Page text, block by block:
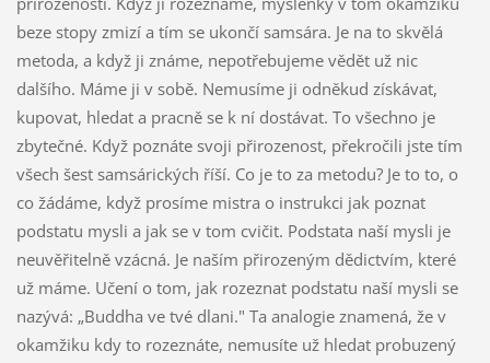
beze stopy zmizí a tím se ukončí samsára. Je na to skvělá
metoda, a když ji známe, nepotřebujeme vědět už nic
dalšího. Máme ji v sobě. Nemusíme ji odněkud získávat,
kupovat, hledat a pracně se k ní dostávat. To všechno je
zbytečné. Když poznáte svoji přirozenost, překročili jste tím
všech šest samsárických říší. Co je to za metodu? Je to to, o
co žádáme, když prosíme mistra o instrukci jak poznat
podstatu mysli a jak se v tom cvičit. Podstata naší mysli je
neuvěřitelně vzácná. Je naším přirozeným dědictvím, které
už máme. Učení o tom, jak rozeznat podstatu naší mysli se
nazývá: „Buddha ve tvé dlani." Ta analogie znamená, že v
okamžiku kdy to rozeznáte, nemusíte už hledat probuzený